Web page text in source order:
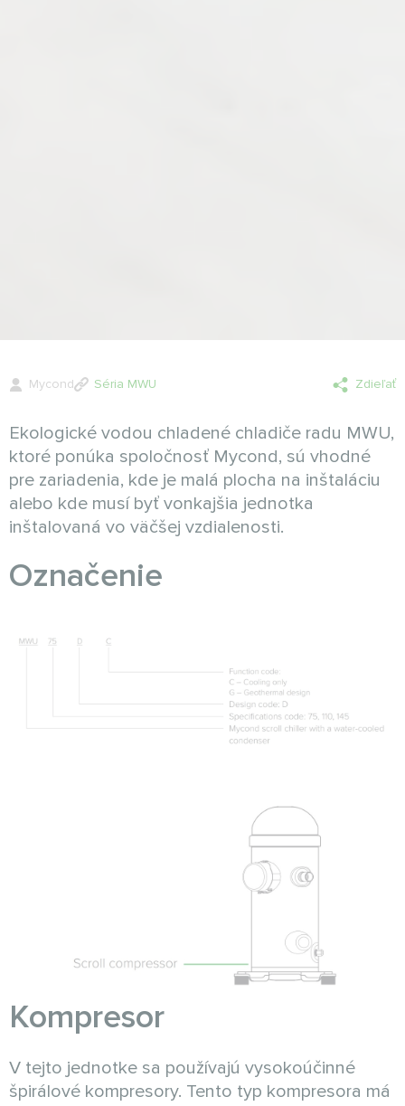
Mycond Séria MWU Zdieľať
Ekologické vodou chladené chladiče radu MWU,
ktoré ponúka spoločnosť Mycond, sú vhodné
pre zariadenia, kde je malá plocha na inštaláciu
alebo kde musí byť vonkajšia jednotka
inštalovaná vo väčšej vzdialenosti.
Označenie
Kompresor
V tejto jednotke sa používajú vysokoúčinné
špirálové kompresory. Tento typ kompresora má